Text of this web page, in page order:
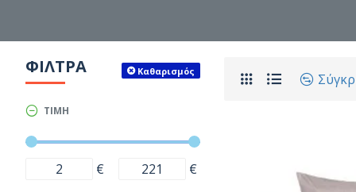
ΦΊΛΤΡΑ Καθαρισμός
ΤΙΜΉ
€ €